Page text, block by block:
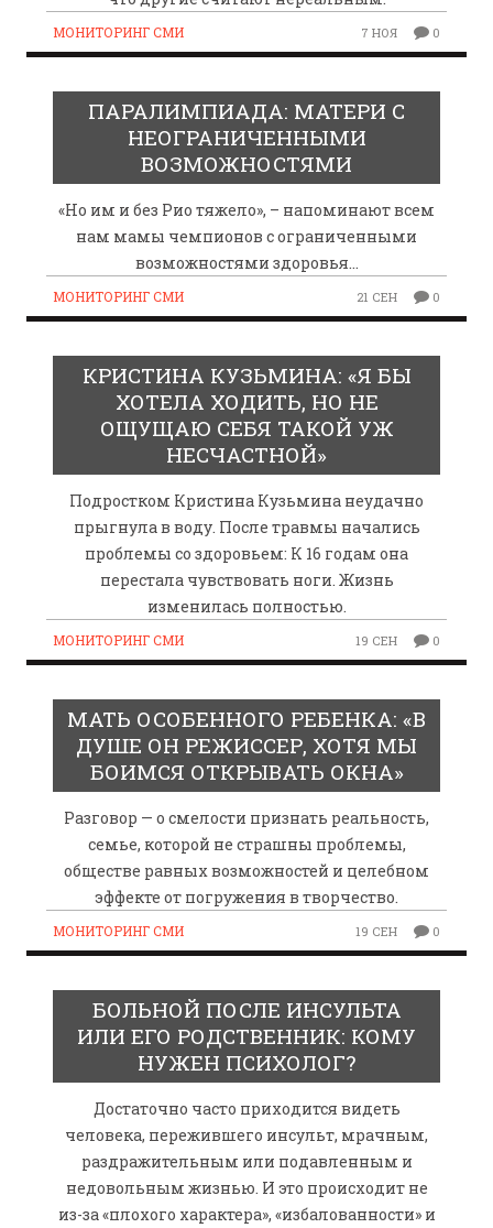
МОНИТОРИНГ СМИ 7 НОЯ 0
ПАРАЛИМПИАДА: МАТЕРИ С
НЕОГРАНИЧЕННЫМИ
ВОЗМОЖНОСТЯМИ
«Но им и без Рио тяжело», – напоминают всем
нам мамы чемпионов с ограниченными
возможностями здоровья…
МОНИТОРИНГ СМИ 21 СЕН 0
КРИСТИНА КУЗЬМИНА: «Я БЫ
ХОТЕЛА ХОДИТЬ, НО НЕ
ОЩУЩАЮ СЕБЯ ТАКОЙ УЖ
НЕСЧАСТНОЙ»
Подростком Кристина Кузьмина неудачно
прыгнула в воду. После травмы начались
проблемы со здоровьем: К 16 годам она
перестала чувствовать ноги. Жизнь
изменилась полностью.
МОНИТОРИНГ СМИ 19 СЕН 0
МАТЬ ОСОБЕННОГО РЕБЕНКА: «В
ДУШЕ ОН РЕЖИССЕР, ХОТЯ МЫ
БОИМСЯ ОТКРЫВАТЬ ОКНА»
Разговор — о смелости признать реальность,
семье, которой не страшны проблемы,
обществе равных возможностей и целебном
эффекте от погружения в творчество.
МОНИТОРИНГ СМИ 19 СЕН 0
БОЛЬНОЙ ПОСЛЕ ИНСУЛЬТА
ИЛИ ЕГО РОДСТВЕННИК: КОМУ
НУЖЕН ПСИХОЛОГ?
Достаточно часто приходится видеть
человека, пережившего инсульт, мрачным,
раздражительным или подавленным и
недовольным жизнью. И это происходит не
из-за «плохого характера», «избалованности» и